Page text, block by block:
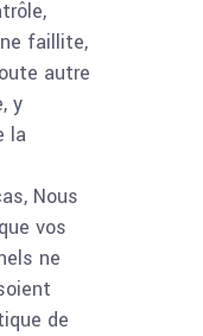
faillite,
autre
y
la
Nous
vos
ne
de